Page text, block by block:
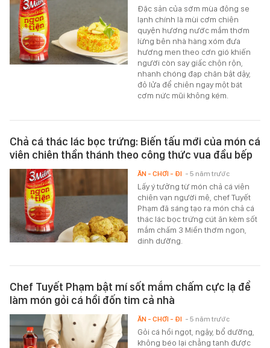
Đặc sản của sớm mùa đông se
lạnh chính là mùi cơm chiên
quyện hương nước mắm thơm
lừng bên nhà hàng xóm đưa
hương men theo cơn gió khiến
người còn say giấc chộn rộn,
nhanh chóng đạp chăn bật dậy,
đỏ lửa để chiên ngay một bát
cơm nức mũi không kém.
Chả cá thác lác bọc trứng: Biến tấu mới của món cá
viên chiên thần thánh theo công thức vua đầu bếp
Lấy ý tưởng từ món chả cá viên
chiên vạn người mê, chef Tuyết
Phạm đã sáng tạo ra món chả cá
thác lác bọc trứng cút ăn kèm sốt
mắm chấm 3 Miền thơm ngon,
dinh dưỡng.
ĂN - CHƠI - ĐI - 5 năm trước
Chef Tuyết Phạm bật mí sốt mắm chấm cực lạ để
làm món gỏi cá hồi đốn tim cả nhà
Gỏi cá hồi ngọt, ngậy, bổ dưỡng,
không béo lại chẳng tanh được
ĂN - CHƠI - ĐI - 5 năm trước